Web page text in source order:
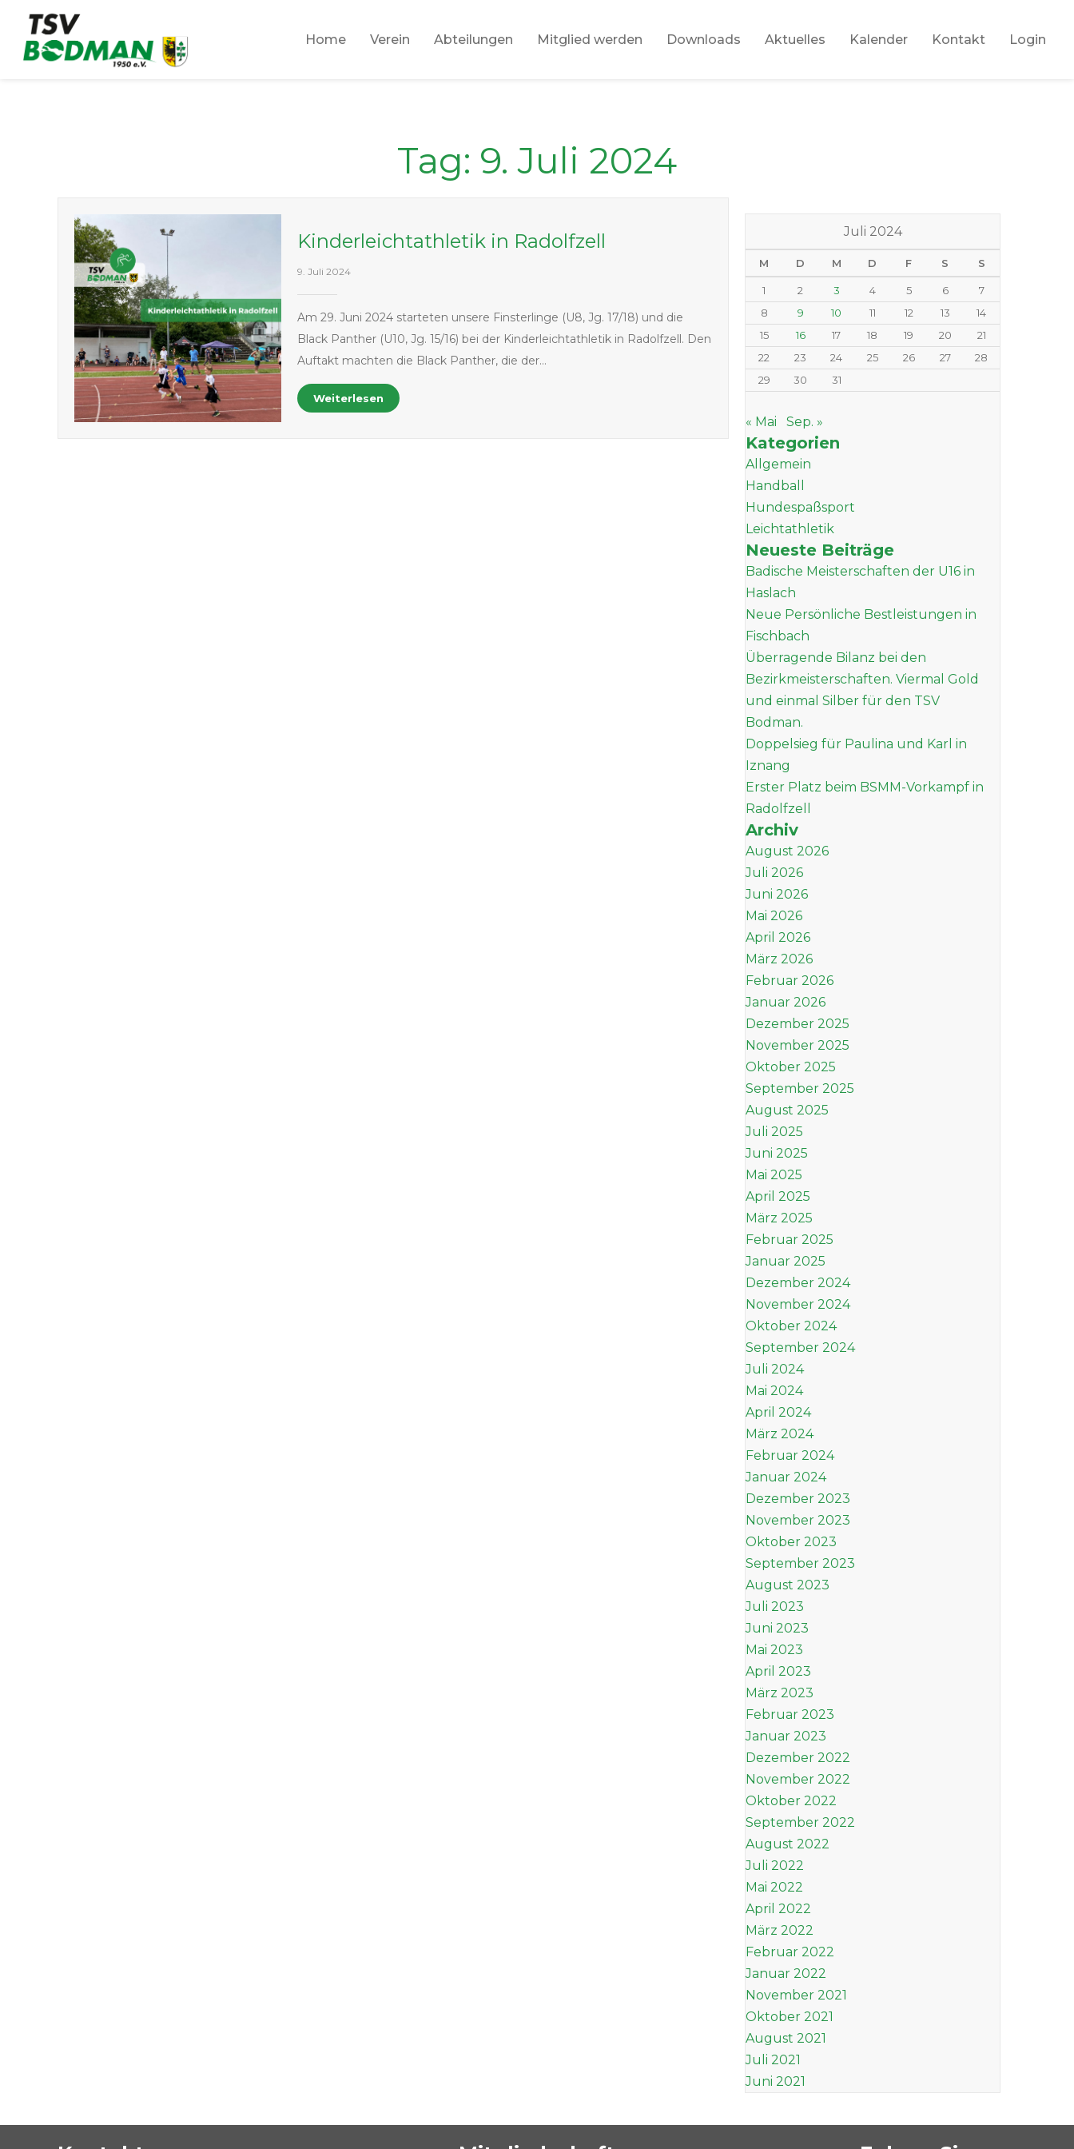
Zum
Inhalt
springen
Home Verein Abteilungen Mitglied werden Downloads Aktuelles Kalender Kontakt Login
Tag: 9. Juli 2024
Kinderleichtathletik in Radolfzell
9. Juli 2024
Am 29. Juni 2024 starteten unsere Finsterlinge (U8, Jg. 17/18) und die
Black Panther (U10, Jg. 15/16) bei der Kinderleichtathletik in Radolfzell. Den
Auftakt machten die Black Panther, die der…
Weiterlesen
Juli 2024
M D M D F S S
1 2 3 4 5 6
7
8
9 10 11 12 13
14
15
16 17 18 19 20
21
22
23 24 25 26 27
28
29
30 31
« Mai Sep. »
Kategorien
Allgemein
Handball
Hundespaßsport
Leichtathletik
Neueste Beiträge
Badische Meisterschaften der U16 in
Haslach
Neue Persönliche Bestleistungen in
Fischbach
Überragende Bilanz bei den
Bezirkmeisterschaften. Viermal Gold
und einmal Silber für den TSV
Bodman.
Doppelsieg für Paulina und Karl in
Iznang
Erster Platz beim BSMM-Vorkampf in
Radolfzell
Archiv
August 2026
Juli 2026
Juni 2026
Mai 2026
April 2026
März 2026
Februar 2026
Januar 2026
Dezember 2025
November 2025
Oktober 2025
September 2025
August 2025
Juli 2025
Juni 2025
Mai 2025
April 2025
März 2025
Februar 2025
Januar 2025
Dezember 2024
November 2024
Oktober 2024
September 2024
Juli 2024
Mai 2024
April 2024
März 2024
Februar 2024
Januar 2024
Dezember 2023
November 2023
Oktober 2023
September 2023
August 2023
Juli 2023
Juni 2023
Mai 2023
April 2023
März 2023
Februar 2023
Januar 2023
Dezember 2022
November 2022
Oktober 2022
September 2022
August 2022
Juli 2022
Mai 2022
April 2022
März 2022
Februar 2022
Januar 2022
November 2021
Oktober 2021
August 2021
Juli 2021
Juni 2021